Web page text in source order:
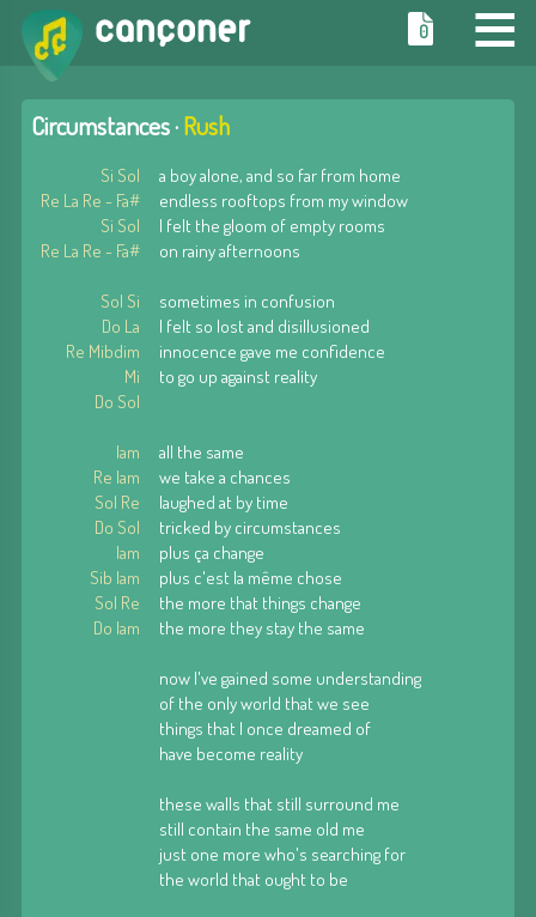
≡
0
Circumstances ·Rush
Si Sol
Re La Re - Fa#
Si Sol
Re La Re - Fa#
Sol Si
Do La
Re Mibdim
Mi
Do Sol
lam
Re lam
Sol Re
Do Sol
lam
Sib lam
Sol Re
Do lam
a boy alone, and so far from home
endless rooftops from my window
I felt the gloom of empty rooms
on rainy afternoons
sometimes in confusion
I felt so lost and disillusioned
innocence gave me confidence
to go up against reality
all the same
we take a chances
laughed at by time
tricked by circumstances
plus ça change
plus c'est la même chose
the more that things change
the more they stay the same
now I've gained some understanding
of the only world that we see
things that I once dreamed of
have become reality
these walls that still surround me
still contain the same old me
just one more who's searching for
the world that ought to be